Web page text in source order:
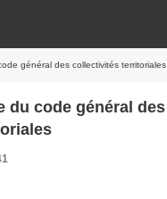
général des collectivités territoriales
du code général des